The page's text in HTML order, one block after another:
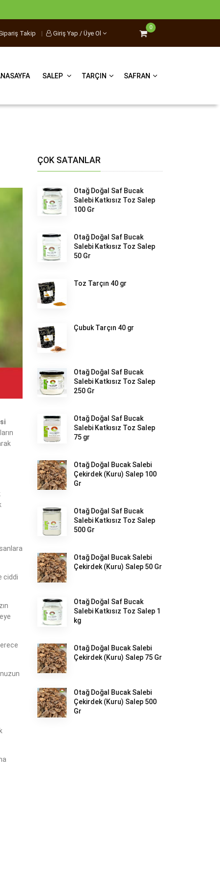
Takip | Giriş Yap / Üye Ol
0
SALEP TARÇIN SAFRAN
ciddi
ÇOK SATANLAR
Otağ Doğal Saf Bucak
Salebi Katkısız Toz Salep
100 Gr
Otağ Doğal Saf Bucak
Salebi Katkısız Toz Salep
50 Gr
Toz Tarçın 40 gr
Çubuk Tarçın 40 gr
Otağ Doğal Saf Bucak
Salebi Katkısız Toz Salep
250 Gr
Otağ Doğal Saf Bucak
Salebi Katkısız Toz Salep
75 gr
Otağ Doğal Bucak Salebi
Çekirdek (Kuru) Salep 100
Gr
Otağ Doğal Saf Bucak
Salebi Katkısız Toz Salep
500 Gr
Otağ Doğal Bucak Salebi
Çekirdek (Kuru) Salep 50 Gr
Otağ Doğal Saf Bucak
Salebi Katkısız Toz Salep 1
kg
Otağ Doğal Bucak Salebi
Çekirdek (Kuru) Salep 75 Gr
Otağ Doğal Bucak Salebi
Çekirdek (Kuru) Salep 500
Gr